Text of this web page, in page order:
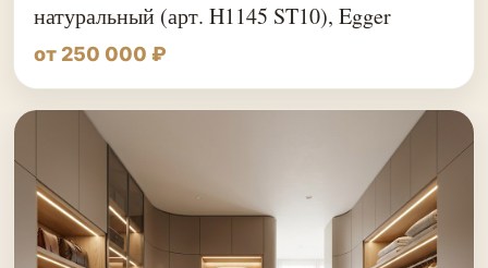
натуральный (арт. H1145 ST10), Egger
от 250 000 ₽